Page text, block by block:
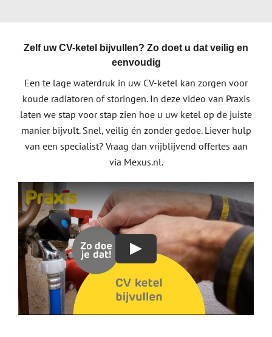
Zelf uw CV-ketel bijvullen? Zo doet u dat veilig en
eenvoudig
Een te lage waterdruk in uw CV-ketel kan zorgen voor
koude radiatoren of storingen. In deze video van Praxis
laten we stap voor stap zien hoe u uw ketel op de juiste
manier bijvult. Snel, veilig én zonder gedoe. Liever hulp
van een specialist? Vraag dan vrijblijvend offertes aan
via Mexus.nl.